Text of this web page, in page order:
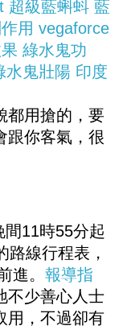
超級藍蝌蚪 藍
用 vegaforce
綠水鬼功
水鬼壯陽 印度
都用搶的，要
跟你客氣，很
11時55分起
路線行程表，
進。 報導指
不少善心人士
用，不過卻有